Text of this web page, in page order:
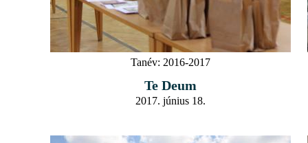
Tanév: 2016-2017
Te Deum
2017. június 18.